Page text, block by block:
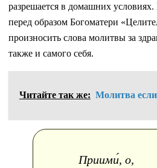
разрешается в домашних
перед образом Богоматери
произносить слова молитвы за
также и самого себя.
Читайте так же: Молитва
Приими́, о,